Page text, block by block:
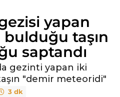
yapan
bulduğu taşın
saptandı
gezinti yapan iki
"demir meteoridi"
3 dk